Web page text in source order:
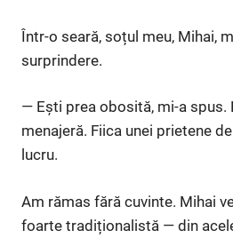
Într-o seară, soțul meu, Mihai,
surprindere.
— Ești prea obosită, mi-a spus.
menajeră. Fiica unei prietene
lucru.
Am rămas fără cuvinte. Mihai
foarte tradiționalistă — din